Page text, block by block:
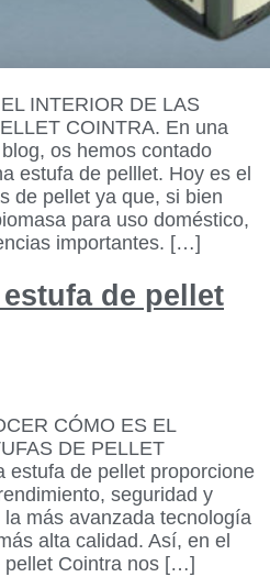
INTERIOR DE LAS
COINTRA. En una
os hemos contado
estufa de pelllet. Hoy es el
de pellet ya que, si bien
para uso doméstico,
importantes. […]
de pellet
CÓMO ES EL
DE PELLET
estufa de pellet proporcione
seguridad y
más avanzada tecnología
alta calidad. Así, en el
pellet Cointra nos […]